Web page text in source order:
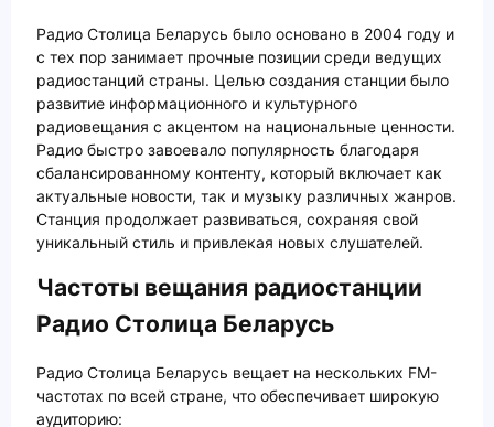
Радио Столица Беларусь было основано в 2004 году и
с тех пор занимает прочные позиции среди ведущих
радиостанций страны. Целью создания станции было
развитие информационного и культурного
радиовещания с акцентом на национальные ценности.
Радио быстро завоевало популярность благодаря
сбалансированному контенту, который включает как
актуальные новости, так и музыку различных жанров.
Станция продолжает развиваться, сохраняя свой
уникальный стиль и привлекая новых слушателей.
Частоты вещания радиостанции
Радио Столица Беларусь
Радио Столица Беларусь вещает на нескольких FM-
частотах по всей стране, что обеспечивает широкую
аудиторию: